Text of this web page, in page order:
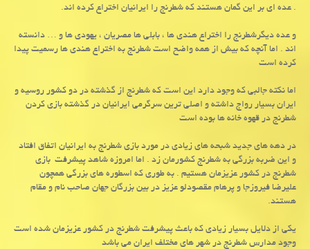
. عده ای بر این گمان هستند که شطرنج را ایرانیان اختراع کرده اند.
و عده دیگرشطرنج را اختراع هندی ها ، بابلی ها مصریان ، یهودی ها و … دانسته
اند . اما آنچه که بیش از همه واضح است شطرنج به اختراع هندی ها رسمیت پیدا
کرده است
اما نکته جالبی که وجود دارد این است که شطرنج از گذشته در دو کشور روسیه و
ایران بسیار رواج داشته و اصلی ترین سرگرمی ایرانیان در گذشته بازی کردن
شطرنج در قهوه خانه ها بوده است
در دهه های جدید شبحه های زیادی در مورد بازی شطرنج به ایرانیان اتفاق افتاد
و این ضربه بزرگی به شطرنج کشورمان زد . اما امروزه شاهد پیشرفت بازی
شطرنج در کشور عزیزمان هستیم . به طوری که اسطوره های بزرگی همچون
علیرضا فیروزجا و پرهام مقصودلو عزیز در بین بزرگان جهان صاحب نام و مقام
هستند.
یکی از دلایل بسیار زیادی که باعث پیشرفت شطرنج در کشور عزیزمان شده است
وجود مدارس شطرنج در شهر های مختلف ایران می باشد